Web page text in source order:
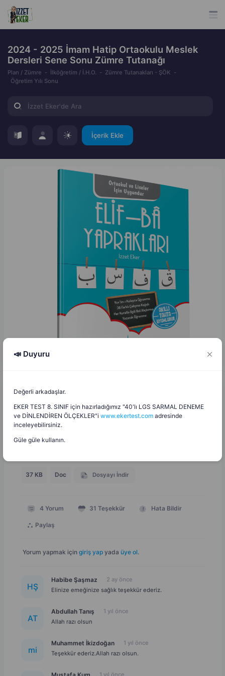
2024 - 2025 İmam Hatip Ortaokulu Meslek
Dersleri Sene Sonu Zümre Tutanağı
Plan / Zümre İlköğretim / İ.H.O.
Zümre Tutanakları - ŞÖK
Öğretim Yılı Sonu
İçerik Ekle
İE İzzet Eker
4.06.2025
2024 - 2025 İmam Hatip Ortaokulu Meslek Dersleri Sene Sonu
37 KB Doc Dosyayı İndir
4Yorum 31 Teşekkür Hata Bildir
Paylaş
Yorum yapmak için giriş yap yada üye ol.
HŞ
Habibe Şaşmaz
2 ay önce
Elinize emeğinize sağlık teşekkür ederiz.
AT
Abdullah Tanış
1 yıl önce
Allah razı olsun
mi
Muhammet İkizdoğan
1 yıl önce
Teşekkür ederiz.Allah razı olsun.
📣 Duyuru
Değerli arkadaşlar.
EKER TEST 8. SINIF için hazırladığımız "40'lı LGS SARMAL DENEME
ve DİNLENDİREN ÖLÇEKLER"i www.ekertest.com adresinde
inceleyebilirsiniz.
Güle güle kullanın.